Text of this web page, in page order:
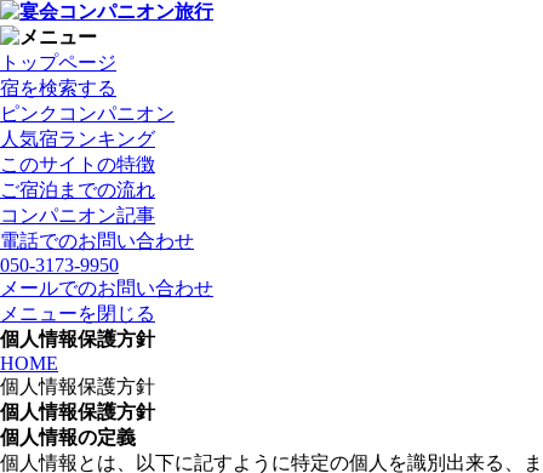
トップページ
宿を検索する
ピンクコンパニオン
人気宿ランキング
このサイトの特徴
ご宿泊までの流れ
コンパニオン記事
電話でのお問い合わせ
050-3173-9950
メールでのお問い合わせ
メニューを閉じる
個人情報保護方針
HOME
個人情報保護方針
個人情報保護方針
個人情報の定義
個人情報とは、以下に記すように特定の個人を識別出来る、ま